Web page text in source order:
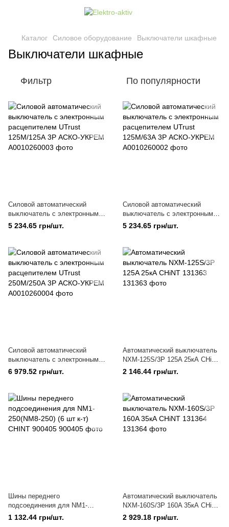
Каталог Силовое оборудование Выключатели шкафные
Выключатели шкафные
Фильтр По популярности
Силовой автоматический
выключатель с электронным
расцепителем UTrust
125M/125А 3P АСКО-УКРЕМ
5 234.65 грн/шт.
Силовой автоматический
выключатель с электронным
расцепителем UTrust 125M/63А
3P АСКО-УКРЕМ
5 234.65 грн/шт.
Силовой автоматический
выключатель с электронным
расцепителем UTrust
250M/250А 3P АСКО-УКРЕМ
6 979.52 грн/шт.
Автоматический выключатель
NXM-125S/3Р 125A 25кА CHiNT
131363
2 146.44 грн/шт.
Шины переднего
подсоединения для NM1-
250(NM8-250) (6 шт к-т) CHINT
1 132.44 грн/шт.
Автоматический выключатель
NXM-160S/3Р 160A 35кА CHiNT
131364
2 929.18 грн/шт.